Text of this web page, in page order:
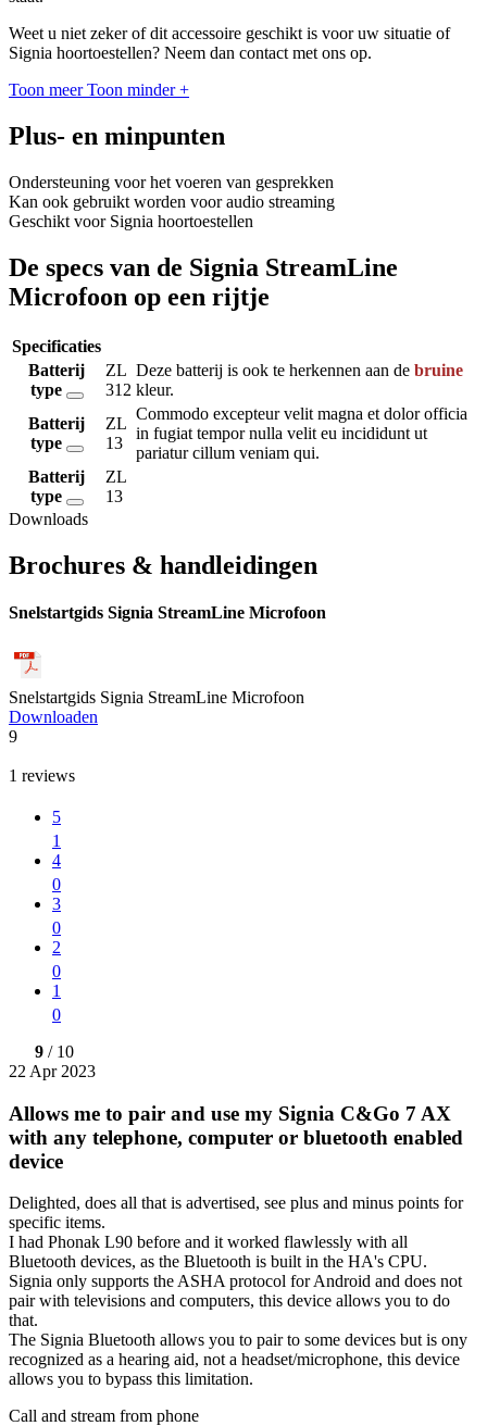
Weet u niet zeker of dit accessoire geschikt is voor uw situatie of
Signia hoortoestellen? Neem dan contact met ons op.
Toon meer Toon minder +
Plus- en minpunten
Ondersteuning voor het voeren van gesprekken
Kan ook gebruikt worden voor audio streaming
Geschikt voor Signia hoortoestellen
De specs van de Signia StreamLine
Microfoon op een rijtje
Specificaties
Batterij
type
ZL
312
Deze batterij is ook te herkennen aan de bruine
kleur.
Batterij
type
ZL
13
Commodo excepteur velit magna et dolor officia
in fugiat tempor nulla velit eu incididunt ut
pariatur cillum veniam qui.
Batterij
type
ZL
13
Downloads
Brochures & handleidingen
Snelstartgids Signia StreamLine Microfoon
Snelstartgids Signia StreamLine Microfoon
Downloaden
9
1 reviews
5
1
4
0
3
0
2
0
1
0
9 / 10
22 Apr 2023
Allows me to pair and use my Signia C&Go 7 AX
with any telephone, computer or bluetooth enabled
device
Delighted, does all that is advertised, see plus and minus points for
specific items.
I had Phonak L90 before and it worked flawlessly with all
Bluetooth devices, as the Bluetooth is built in the HA's CPU.
Signia only supports the ASHA protocol for Android and does not
pair with televisions and computers, this device allows you to do
that.
The Signia Bluetooth allows you to pair to some devices but is ony
recognized as a hearing aid, not a headset/microphone, this device
allows you to bypass this limitation.
Call and stream from phone